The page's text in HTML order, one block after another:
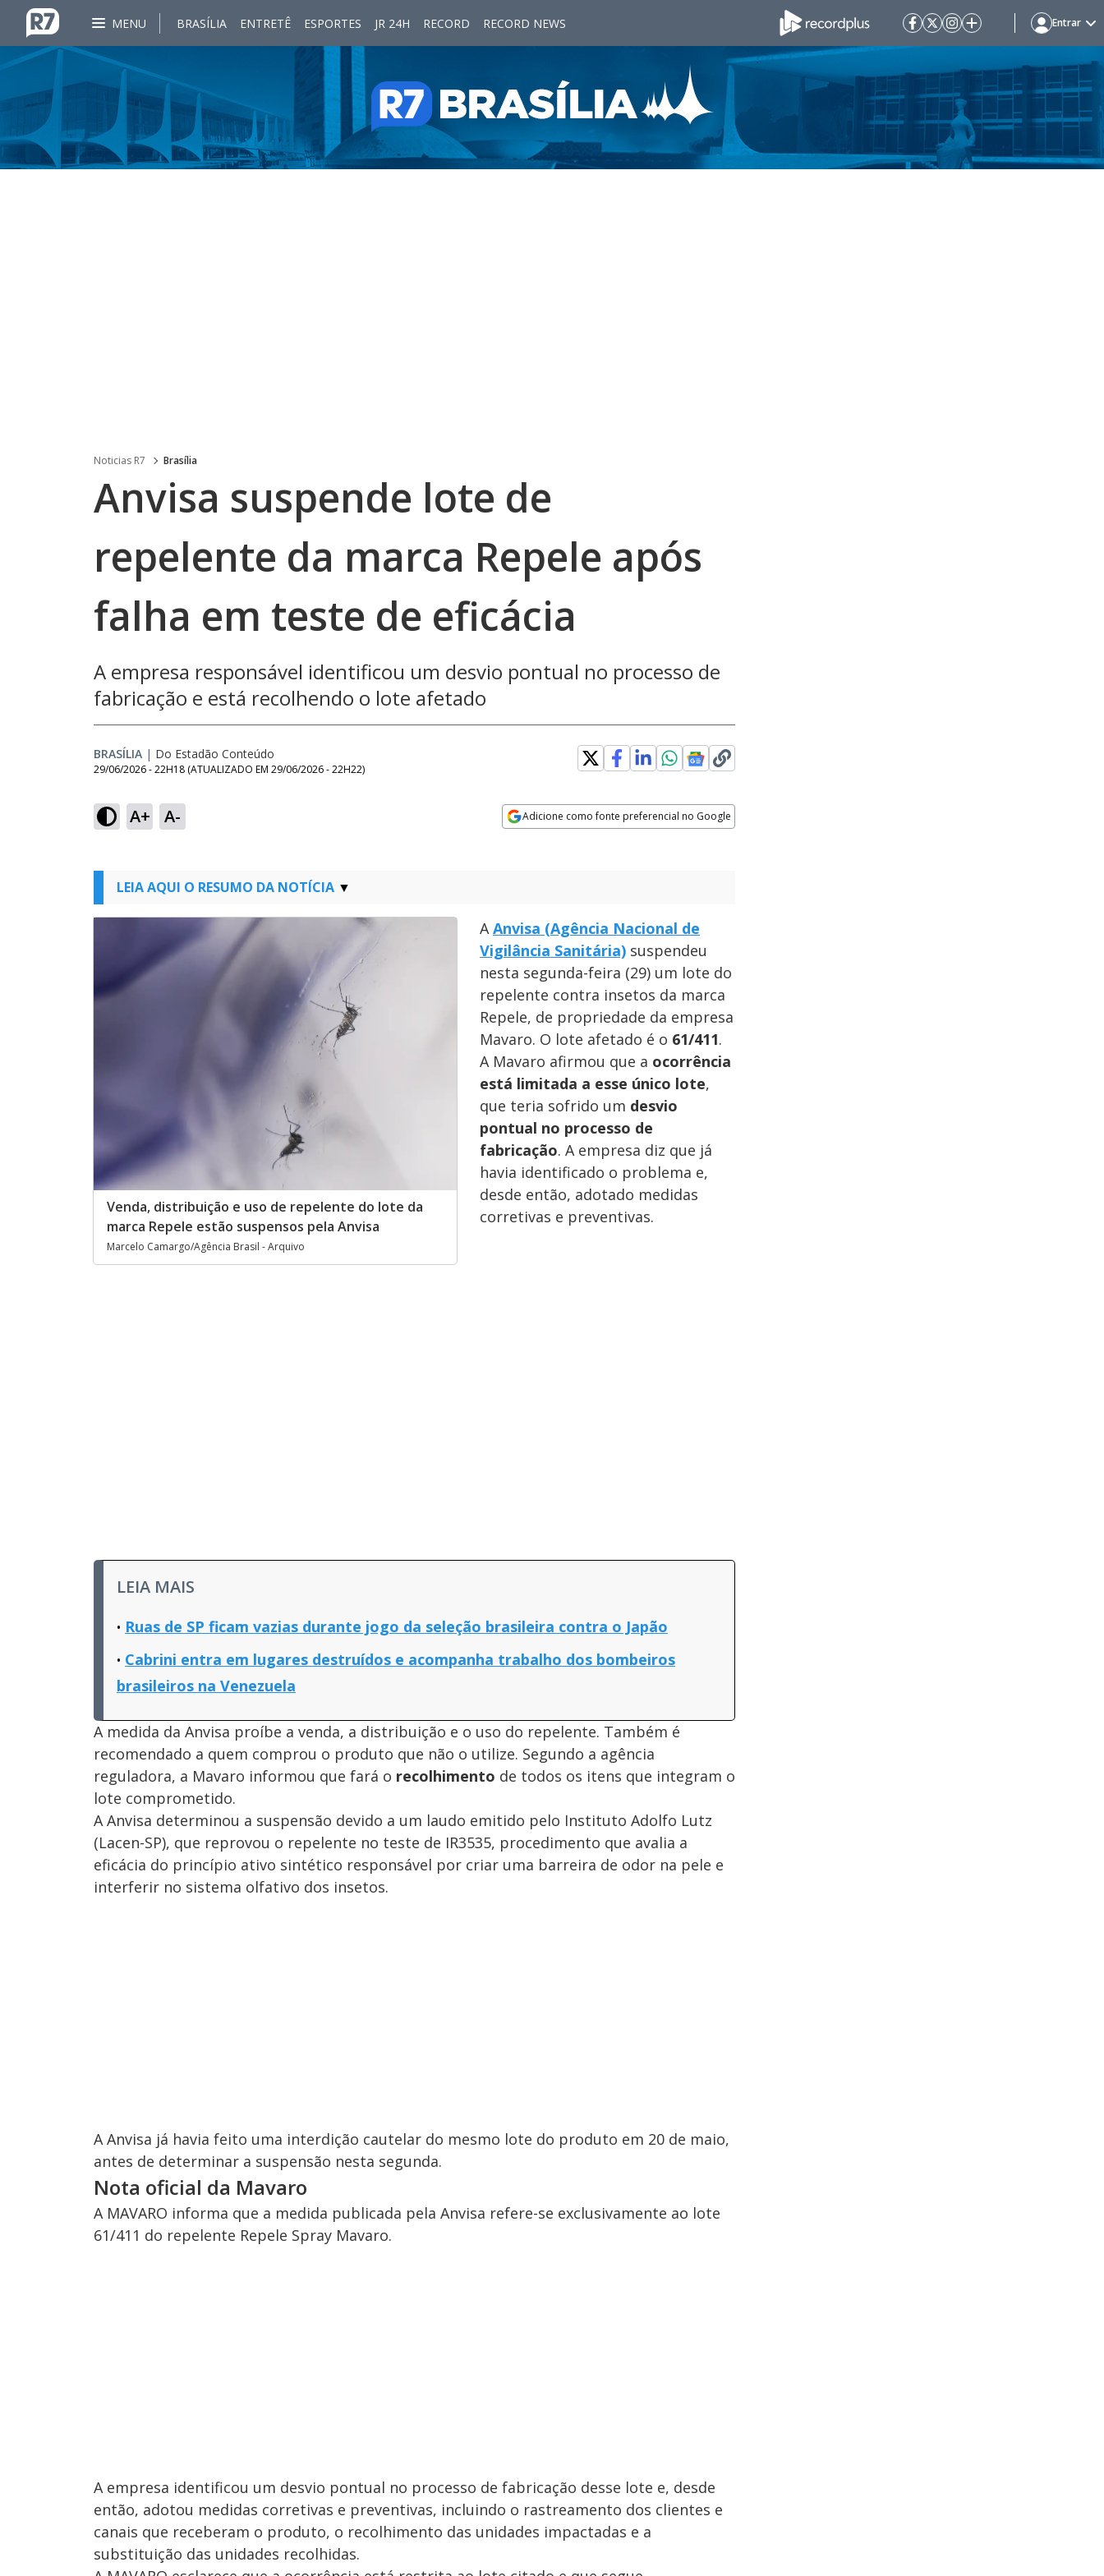
MENU BRASÍLIA ENTRETÊ ESPORTES JR 24H RECORD RECORD NEWS Entrar
Noticias R7 Brasília
Anvisa suspende lote de
repelente da marca Repele após
falha em teste de eficácia
A empresa responsável identificou um desvio pontual no processo de
fabricação e está recolhendo o lote afetado
BRASÍLIA | Do Estadão Conteúdo
29/06/2026 - 22H18 (ATUALIZADO EM 29/06/2026 - 22H22)
A+ A- Adicione como fonte preferencial no Google
LEIA AQUI O RESUMO DA NOTÍCIA
Venda, distribuição e uso de repelente do lote da
marca Repele estão suspensos pela Anvisa
Marcelo Camargo/Agência Brasil - Arquivo
AAnvisa (Agência Nacional de
Vigilância Sanitária) suspendeu
nesta segunda-feira (29) um lote do
repelente contra insetos da marca
Repele, de propriedade da empresa
Mavaro. O lote afetado é o 61/411.
A Mavaro afirmou que a ocorrência
está limitada a esse único lote,
que teria sofrido um desvio
pontual no processo de
fabricação. A empresa diz que já
havia identificado o problema e,
desde então, adotado medidas
corretivas e preventivas.
LEIA MAIS
Ruas de SP ficam vazias durante jogo da seleção brasileira contra o Japão
Cabrini entra em lugares destruídos e acompanha trabalho dos bombeiros
brasileiros na Venezuela
A medida da Anvisa proíbe a venda, a distribuição e o uso do repelente. Também é
recomendado a quem comprou o produto que não o utilize. Segundo a agência
reguladora, a Mavaro informou que fará o recolhimento de todos os itens que integram o
lote comprometido.
A Anvisa determinou a suspensão devido a um laudo emitido pelo Instituto Adolfo Lutz
(Lacen-SP), que reprovou o repelente no teste de IR3535, procedimento que avalia a
eficácia do princípio ativo sintético responsável por criar uma barreira de odor na pele e
interferir no sistema olfativo dos insetos.
A Anvisa já havia feito uma interdição cautelar do mesmo lote do produto em 20 de maio,
antes de determinar a suspensão nesta segunda.
Nota oficial da Mavaro
A MAVARO informa que a medida publicada pela Anvisa refere-se exclusivamente ao lote
61/411 do repelente Repele Spray Mavaro.
A empresa identificou um desvio pontual no processo de fabricação desse lote e, desde
então, adotou medidas corretivas e preventivas, incluindo o rastreamento dos clientes e
canais que receberam o produto, o recolhimento das unidades impactadas e a
substituição das unidades recolhidas.